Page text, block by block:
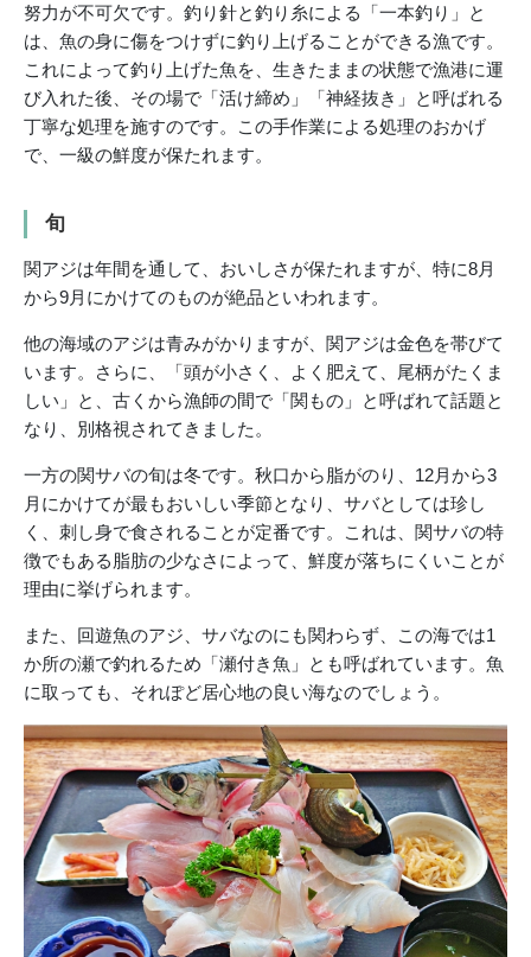
努力が不可欠です。釣り針と釣り糸による「一本釣り」と
は、魚の身に傷をつけずに釣り上げることができる漁です。
これによって釣り上げた魚を、生きたままの状態で漁港に運
び入れた後、その場で「活け締め」「神経抜き」と呼ばれる
丁寧な処理を施すのです。この手作業による処理のおかげ
で、一級の鮮度が保たれます。
旬
関アジは年間を通して、おいしさが保たれますが、特に8月
から9月にかけてのものが絶品といわれます。
他の海域のアジは青みがかりますが、関アジは金色を帯びて
います。さらに、「頭が小さく、よく肥えて、尾柄がたくま
しい」と、古くから漁師の間で「関もの」と呼ばれて話題と
なり、別格視されてきました。
一方の関サバの旬は冬です。秋口から脂がのり、12月から3
月にかけてが最もおいしい季節となり、サバとしては珍し
く、刺し身で食されることが定番です。これは、関サバの特
徴でもある脂肪の少なさによって、鮮度が落ちにくいことが
理由に挙げられます。
また、回遊魚のアジ、サバなのにも関わらず、この海では1
か所の瀬で釣れるため「瀬付き魚」とも呼ばれています。魚
に取っても、それぽど居心地の良い海なのでしょう。